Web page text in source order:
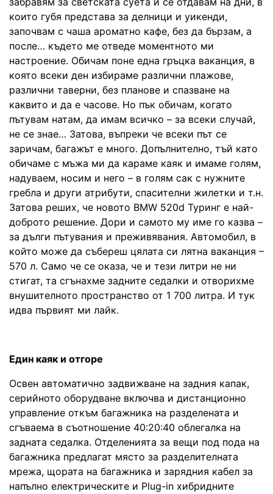
които губя представа за делници и уикенди,
започвам с чаша ароматно кафе, без да бързам, а
после… където ме отведе моментното ми
настроение. Обичам поне една гръцка ваканция, в
която всеки ден избираме различни плажове,
различни таверни, без планове и спазване на
каквито и да е часове. Но пък обичам, когато
пътувам натам, да имам всичко – за всеки случай,
не се знае… Затова, въпреки че всеки път се
заричам, багажът е много. Допълнително, тъй като
обичаме с мъжа ми да караме каяк и имаме голям,
надуваем, носим и него – в голям сак с нужните
гребла и други атрибути, спасителни жилетки и т.н.
Затова реших, че новото BMW 520d Туринг е най-
доброто решение. Дори и самото му име го казва –
за дълги пътувания и преживявания. Автомобил, в
който може да събереш цялата си лятна ваканция –
570 л. Само че се оказа, че и тези литри не ни
стигат, та сгънахме задните седалки и отворихме
внушителното пространство от 1 700 литра. И тук
идва първият ми лайк.
Един каяк и отгоре
Освен автоматично задвижване на задния капак,
серийното оборудване включва и дистанционно
управление откъм багажника на разделената и
сгъваема в съотношение 40:20:40 облегалка на
задната седалка. Отделенията за вещи под пода на
багажника предлагат място за разделителната
мрежа, щората на багажника и зарядния кабел за
напълно електрическите и Plug-in хибридните